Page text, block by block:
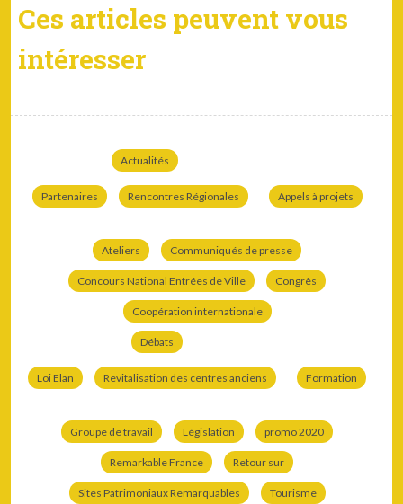
Ces articles peuvent vous
intéresser
Actualités
Partenaires Rencontres Régionales Appels à projets
Ateliers Communiqués de presse
Concours National Entrées de Ville Congrès
Coopération internationale
Débats
Loi Elan Revitalisation des centres anciens Formation
Groupe de travail Législation promo 2020
Remarkable France Retour sur
Sites Patrimoniaux Remarquables Tourisme